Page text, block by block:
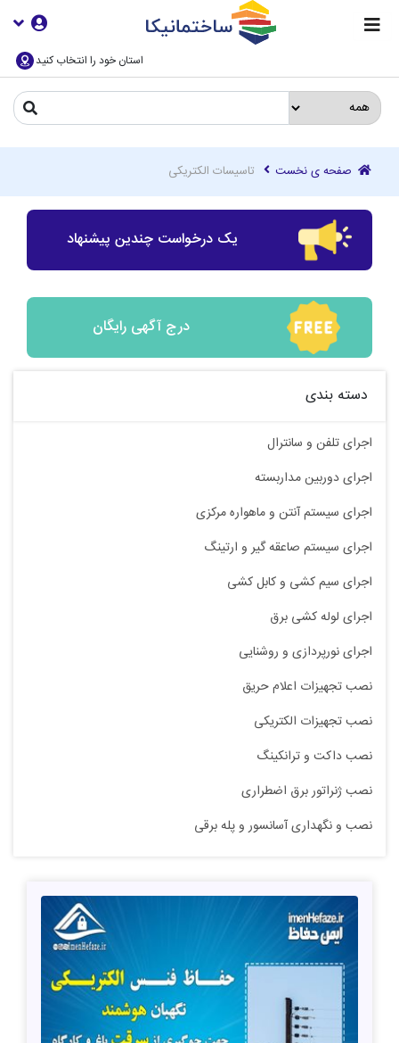
استان خود را انتخاب کنید
صفحه ی نخست تاسیسات الکتریکی
یک درخواست چندین پیشنهاد
درج آگهی رایگان
دسته بندی
اجرای تلفن و سانترال
اجرای دوربین مداربسته
اجرای سیستم آنتن و ماهواره مرکزی
اجرای سیستم صاعقه گیر و ارتینگ
اجرای سیم کشی و کابل کشی
اجرای لوله کشی برق
اجرای نورپردازی و روشنایی
نصب تجهیزات اعلام حریق
نصب تجهیزات الکتریکی
نصب داکت و ترانکینگ
نصب ژنراتور برق اضطراری
نصب و نگهداری آسانسور و پله برقی